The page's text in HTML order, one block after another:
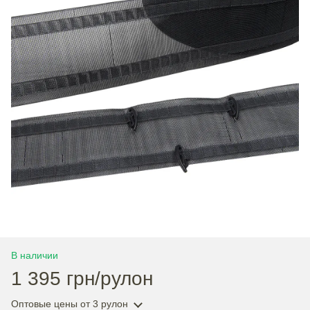
В наличии
1 395 грн/рулон
Оптовые цены от 3 рулон